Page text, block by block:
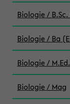
Biologie /
Biologie / Ba
Biologie /
Biologie / Mag